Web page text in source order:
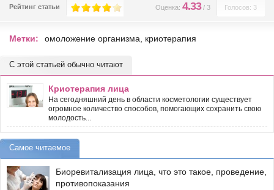
Рейтинг статьи Голосов: 3
Оценка: 4.33/ 3
Метки: омоложение организма криотерапия
С этой статьей обычно читают
Криотерапия лица
На сегодняшний день в области косметологии существует
огромное количество способов, помогающих сохранить свою
молодость...
Самое читаемое
Биоревитализация лица, что это такое, проведение,
противопоказания